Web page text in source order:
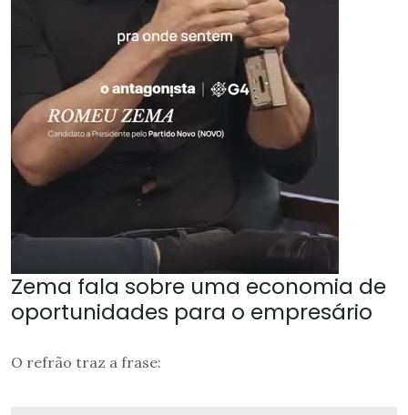
Zema fala sobre uma economia de
oportunidades para o empresário
O refrão traz a frase: